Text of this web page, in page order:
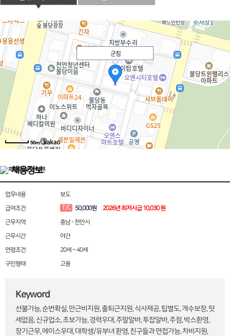
군침
50m
채용정보
업무내용
보도
급여조건
T/C 50,000원
2026년 최저시급 10,030 원
근무지역
충남 - 천안시
근무시간
야간
연령조건
20세 ~ 40세
구인형태
고용
Keyword
선불가능, 순번확실, 만근비지원, 출퇴근지원, 식사제공, 팁별도, 개수보장, 텃
세없음, 신규업소, 초보가능, 경력우대, 주말알바, 투잡알바, 주점, 박스환영,
장기근무, 에이스우대, 대학생/유부녀 환영, 친구들과 면접가능, 차비지원,